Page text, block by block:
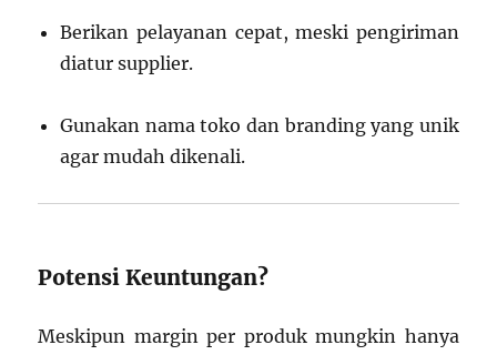
Berikan pelayanan cepat, meski pengiriman
diatur supplier.
Gunakan nama toko dan branding yang unik
agar mudah dikenali.
Potensi Keuntungan?
Meskipun margin per produk mungkin hanya